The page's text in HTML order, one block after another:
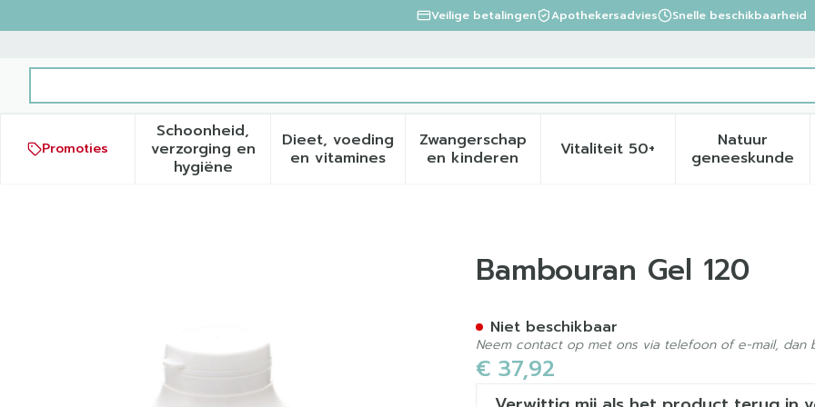
Veilige betalingen Apothekersadvies Snelle beschikbaarheid
Promoties
Schoonheid,
verzorging en
hygiëneToon submenu voor Schoonheid, verzorging en hygiëne categorie
Dieet, voeding
en vitamines
Toon submenu voor Dieet, voeding en vitamines categorie
Zwangerschap
en kinderenToon submenu voor Zwangerschap en
Vitaliteit 50+Toon submenu voor
Natuur
geneeskunde
Toon
Bambouran Gel 120
€ 37,92
Niet beschikbaar
Neem contact op met ons via telefoon of e-mail, dan